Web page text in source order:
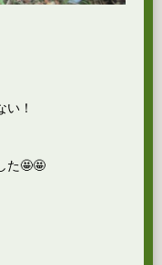
！
た🤩🤩